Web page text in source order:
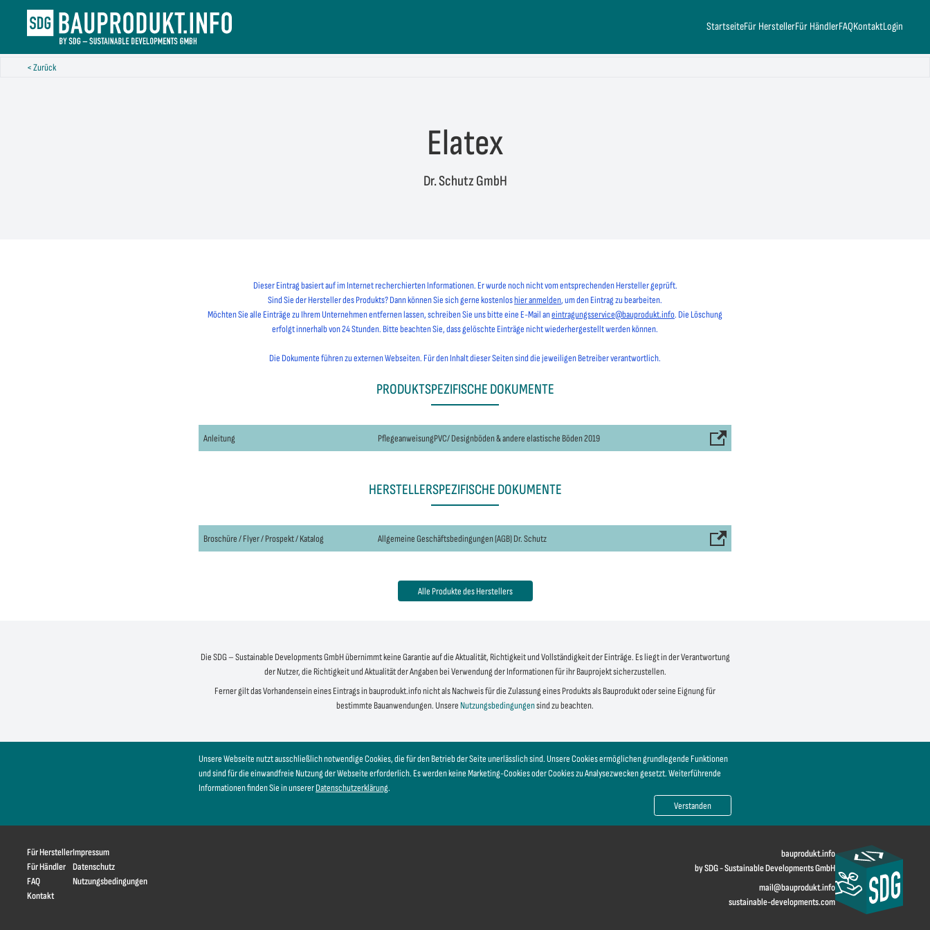
StartseiteFür HerstellerFür HändlerFAQKontaktLogin
< Zurück
Elatex
Dr. Schutz GmbH
Dieser Eintrag basiert auf im Internet recherchierten Informationen. Er wurde noch nicht vom entsprechenden Hersteller geprüft.
Sind Sie der Hersteller des Produkts? Dann können Sie sich gerne kostenloshier anmelden, um den Eintrag zu bearbeiten.
Möchten Sie alle Einträge zu Ihrem Unternehmen entfernen lassen, schreiben Sie uns bitte eine E-Mail aneintragungsservice@bauprodukt.info. Die Löschung
erfolgt innerhalb von 24 Stunden. Bitte beachten Sie, dass gelöschte Einträge nicht wiederhergestellt werden können.
Die Dokumente führen zu externen Webseiten. Für den Inhalt dieser Seiten sind die jeweiligen Betreiber verantwortlich.
PRODUKTSPEZIFISCHE DOKUMENTE
Anleitung PflegeanweisungPVC/ Designböden & andere elastische Böden 2019
HERSTELLERSPEZIFISCHE DOKUMENTE
Broschüre / Flyer / Prospekt / Katalog Allgemeine Geschäftsbedingungen (AGB) Dr. Schutz
Alle Produkte des Herstellers
Die SDG – Sustainable Developments GmbH übernimmt keine Garantie auf die Aktualität, Richtigkeit und Vollständigkeit der Einträge. Es liegt in der Verantwortung
der Nutzer, die Richtigkeit und Aktualität der Angaben bei Verwendung der Informationen für ihr Bauprojekt sicherzustellen.
Ferner gilt das Vorhandensein eines Eintrags in bauprodukt.info nicht als Nachweis für die Zulassung eines Produkts als Bauprodukt oder seine Eignung für
bestimmte Bauanwendungen. Unsere Nutzungsbedingungensind zu beachten.
Unsere Webseite nutzt ausschließlich notwendige Cookies, die für den Betrieb der Seite unerlässlich sind. Unsere Cookies ermöglichen grundlegende Funktionen
und sind für die einwandfreie Nutzung der Webseite erforderlich. Es werden keine Marketing-Cookies oder Cookies zu Analysezwecken gesetzt. Weiterführende
Informationen finden Sie in unsererDatenschutzerklärung.
Verstanden
Für Hersteller
Für Händler
FAQ
Kontakt
Impressum
Datenschutz
Nutzungsbedingungen
bauprodukt.info
by SDG - Sustainable Developments GmbH
mail@bauprodukt.info
sustainable-developments.com